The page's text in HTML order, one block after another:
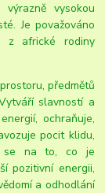
vysokou
Je považováno
z africké rodiny
předmětů
slavností a
ochraňuje,
pocit klidu,
se na to, co je
pozitivní energii,
a odhodlání